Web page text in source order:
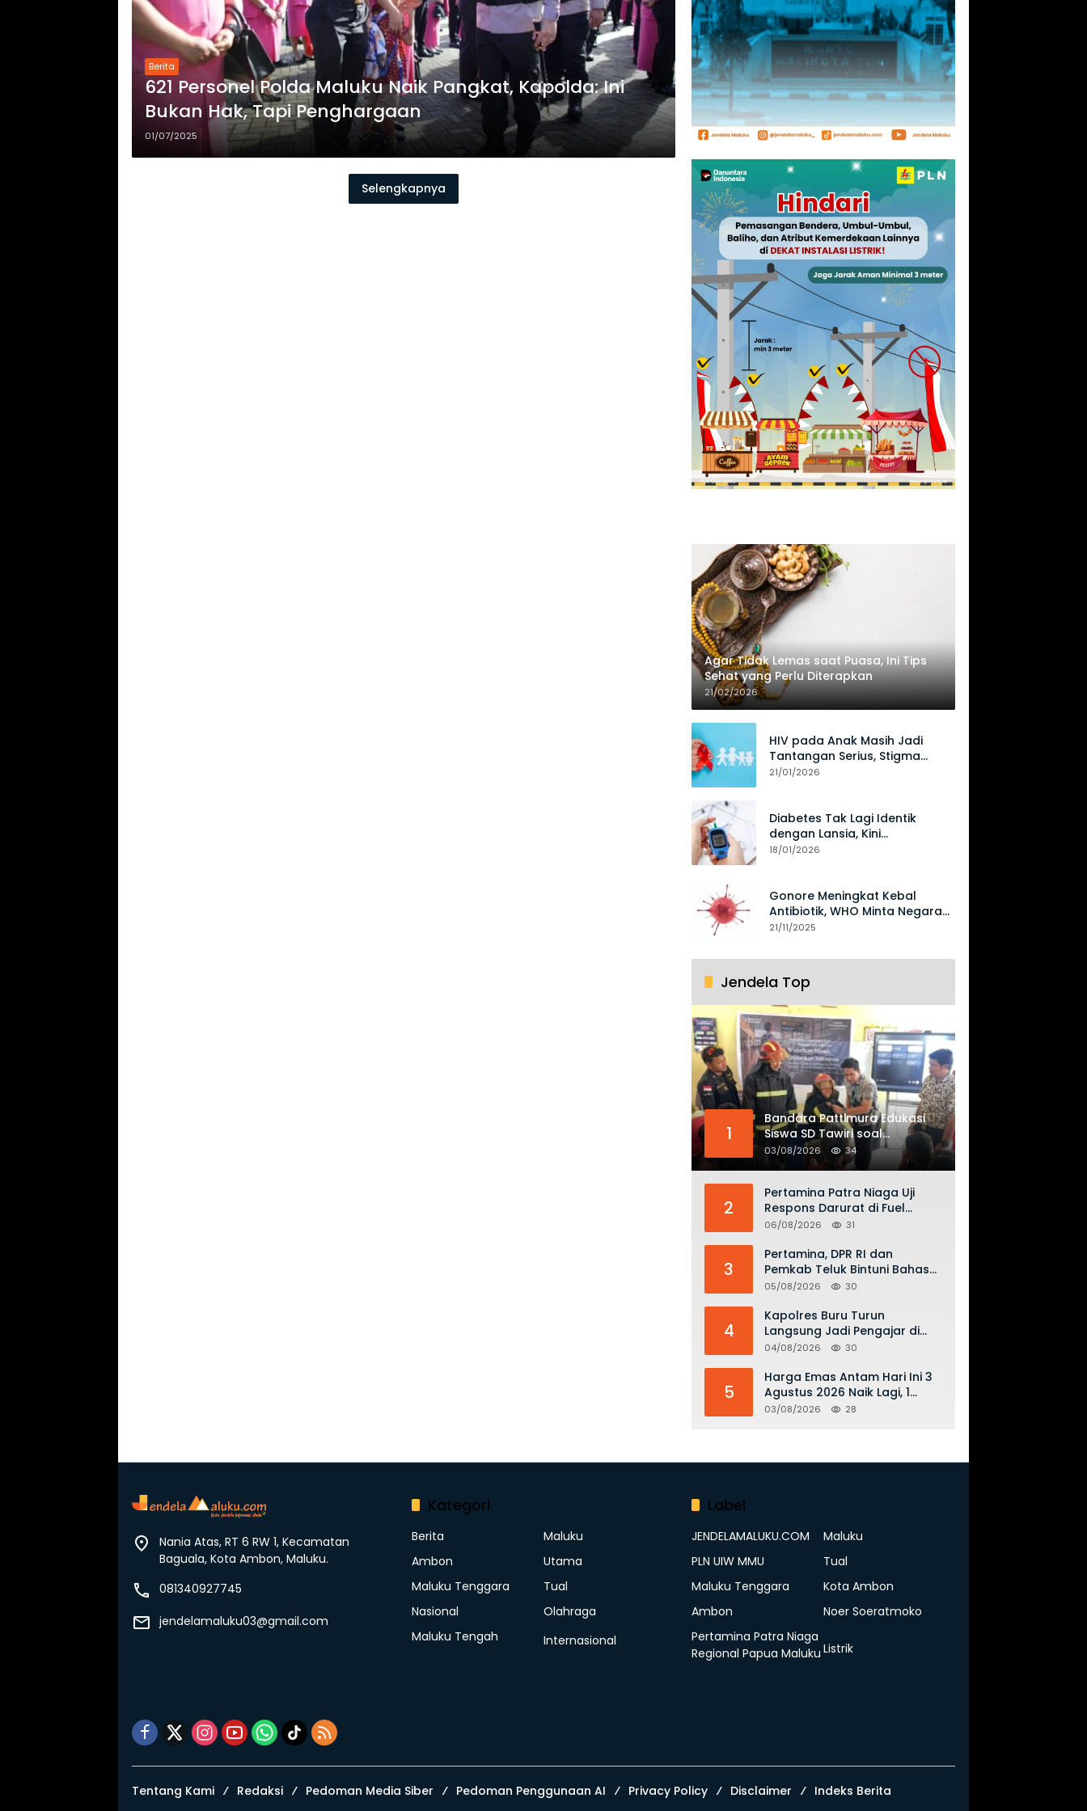
Berita
621 Personel Polda Maluku Naik Pangkat, Kapolda: Ini
Bukan Hak, Tapi Penghargaan
01/07/2025
Selengkapnya
Agar Tidak Lemas saat Puasa, Ini Tips
Sehat yang Perlu Diterapkan
21/02/2026
HIV pada Anak Masih Jadi
Tantangan Serius, Stigma
Hambat Akses Perawatan
21/01/2026
Diabetes Tak Lagi Identik
dengan Lansia, Kini
Mengancam Generasi Muda
18/01/2026
Gonore Meningkat Kebal
Antibiotik, WHO Minta Negara
Perkuat Surveilans
21/11/2025
Jendela Top
1
Bandara Pattimura Edukasi
Siswa SD Tawiri soal
Keselamatan Penerbangan
dan Bahaya Bermain Layang-
03/08/2026 34
2
Pertamina Patra Niaga Uji
Respons Darurat di Fuel
Terminal Biak, Antisipasi Risiko
BBM
06/08/2026 31
3
Pertamina, DPR RI dan
Pemkab Teluk Bintuni Bahas
Penguatan Distribusi BBM dan
05/08/2026 30
4
Kapolres Buru Turun
Langsung Jadi Pengajar di
SMAN 2, Edukasi Kesadaran
04/08/2026 30
5
Harga Emas Antam Hari Ini 3
Agustus 2026 Naik Lagi, 1
Gram Tembus Rp 2,61 Juta
03/08/2026 28
Nania Atas, RT 6 RW 1, Kecamatan
Baguala, Kota Ambon, Maluku.
081340927745
jendelamaluku03@gmail.com
Kategori
Berita
Maluku
Ambon
Utama
Maluku Tenggara
Tual
Nasional
Olahraga
Maluku Tengah
Internasional
Label
JENDELAMALUKU.COM
Maluku
PLN UIW MMU
Tual
Maluku Tenggara
Kota Ambon
Ambon
Noer Soeratmoko
Pertamina Patra Niaga
Regional Papua Maluku Listrik
Tentang Kami Redaksi Pedoman Media Siber Pedoman Penggunaan AI Privacy Policy Disclaimer Indeks Berita